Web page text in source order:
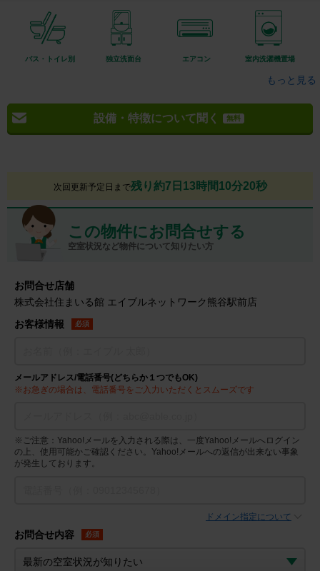
バス・トイレ別 独立洗面台 エアコン 室内洗濯機置場
もっと見る
設備・特徴について聞く 無料
次回更新予定日まで残り約7日13時間10分20秒
この物件にお問合せする
空室状況など物件について知りたい方
お問合せ店舗
株式会社住まいる館 エイブルネットワーク熊谷駅前店
お客様情報
必須
メールアドレス/電話番号(どちらか１つでもOK)
※お急ぎの場合は、電話番号をご入力いただくとスムーズです
※ご注意：Yahoo!メールを入力される際は、一度Yahoo!メールへログイン
の上、使用可能かご確認ください。Yahoo!メールへの返信が出来ない事象
が発生しております。
ドメイン指定について
お問合せ内容 必須